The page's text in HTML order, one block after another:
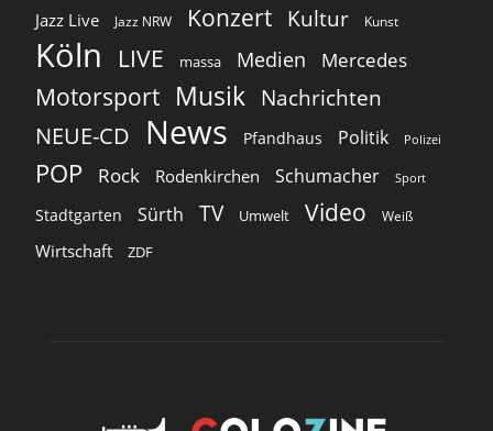
Jazz Live Jazz NRW Konzert Kultur Kunst
Köln LIVE massa Medien Mercedes
Motorsport Musik Nachrichten
NEUE-CD
News Pfandhaus Politik Polizei
POP Rock Rodenkirchen Schumacher Sport
Stadtgarten Sürth TV Umwelt Video Weiß
Wirtschaft ZDF